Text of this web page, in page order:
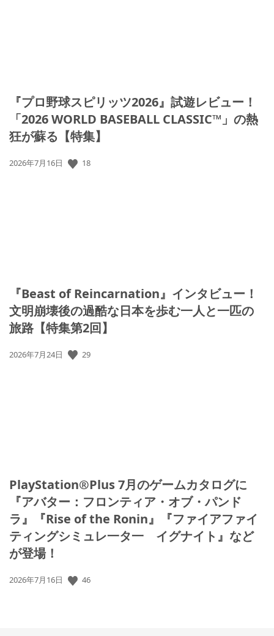
『プロ野球スピリッツ2026』試遊レビュー！
「2026 WORLD BASEBALL CLASSIC™」の熱
狂が蘇る【特集】
公
2026年7月16日 18
『Beast of Reincarnation』インタビュー！
文明崩壊後の過酷な日本を歩む一人と一匹の
旅路【特集第2回】
公
2026年7月24日 29
PlayStation®Plus 7月のゲームカタログに
『アバター：フロンティア・オブ・パンド
ラ』『Rise of the Ronin』『ファイアファイ
ティングシミュレ一タ一 イグナイト』など
が登場！
公
2026年7月16日 46